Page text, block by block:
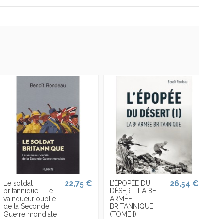
Le soldat
britannique - Le
vainqueur oublié
de la Seconde
Guerre mondiale
22,75 €
L’ÉPOPÉE DU
DÉSERT, LA 8E
ARMÉE
BRITANNIQUE
(TOME I)
26,54 €